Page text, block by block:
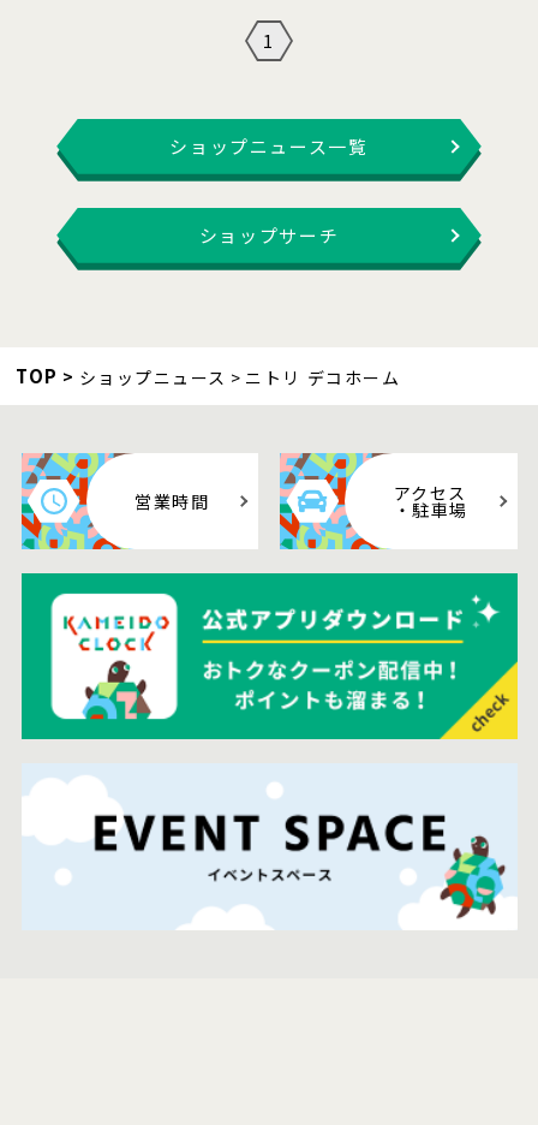
1
ショップニュース一覧
ショップサーチ
TOP ショップニュース ニトリ デコホーム
営業時間 アクセス
・駐車場